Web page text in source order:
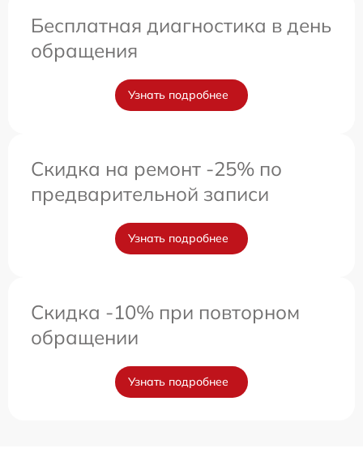
Бесплатная диагностика в день
обращения
Узнать подробнее
Скидка на ремонт -25% по
предварительной записи
Узнать подробнее
Скидка -10% при повторном
обращении
Узнать подробнее